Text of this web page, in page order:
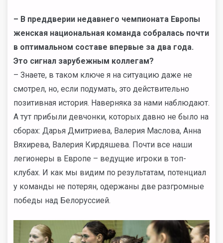
– В преддверии недавнего чемпионата Европы
женская национальная команда собралась почти
в оптимальном составе впервые за два года.
Это сигнал зарубежным коллегам?
– Знаете, в таком ключе я на ситуацию даже не
смотрел, но, если подумать, это действительно
позитивная история. Наверняка за нами наблюдают.
А тут прибыли девчонки, которых давно не было на
сборах: Дарья Дмитриева, Валерия Маслова, Анна
Вяхирева, Валерия Кирдяшева. Почти все наши
легионеры в Европе – ведущие игроки в топ-
клубах. И как мы видим по результатам, потенциал
у команды не потерян, одержаны две разгромные
победы над Белоруссией.